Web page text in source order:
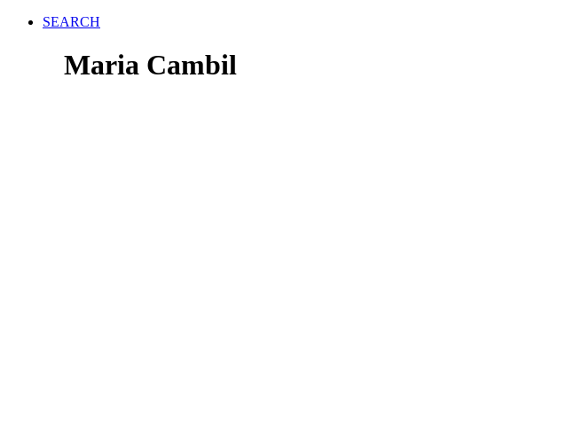
SEARCH
Maria Cambil